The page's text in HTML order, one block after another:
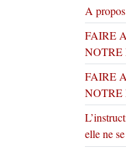
A
FAIRE
NOTRE
FAIRE
NOTRE
elle ne